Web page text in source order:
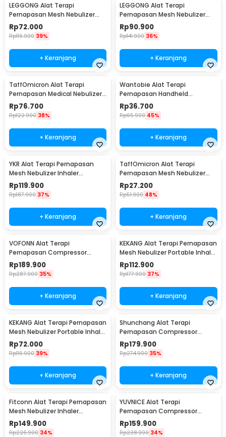
LEGGONG Alat Terapi
Pernapasan Mesh Nebulizer
Portable Inhaler Plug In - HSK-
W005
Rp72.000
Rp116.900 39%
+ Keranjang
LEGGONG Alat Terapi
Pernapasan Mesh Nebulizer
Portable Inhaler Rechargeable
- HSK-W005
Rp90.900
Rp141.900 36%
+ Keranjang
TaffOmicron Alat Terapi
Pernapasan Medical Nebulizer
Inhaler Atomizer - JSL-W309
Rp76.700
Rp122.900 38%
+ Keranjang
Wantobie Alat Terapi
Pernapasan Handheld
Nebulizer Inhaler Atomizer -
ZH-N3
Rp36.700
Rp65.900 45%
+ Keranjang
YKR Alat Terapi Pernapasan
Mesh Nebulizer Inhaler
Atomizer - YK-N5BA
Rp119.900
Rp187.900 37%
+ Keranjang
TaffOmicron Alat Terapi
Pernapasan Mesh Nebulizer
Inhaler Atomizer Baterai
Rechargeable - JSL-W302
Rp27.200
Rp51.900 48%
+ Keranjang
VOFONN Alat Terapi
Pernapasan Compressor
Nebulizer Inhaler Atomizer -
AXD-308
Rp189.900
Rp287.900 35%
+ Keranjang
KEKANG Alat Terapi Pernapasan
Mesh Nebulizer Portable Inhaler
Atomizer Rechargeable - KE-
N11
Rp112.900
Rp177.900 37%
+ Keranjang
KEKANG Alat Terapi Pernapasan
Mesh Nebulizer Portable Inhaler
Atomizer Plug In - KE-N11
Rp72.000
Rp116.900 39%
+ Keranjang
Shunchang Alat Terapi
Pernapasan Compressor
Nebulizer Inhaler Atomizer -
CDC500S
Rp179.900
Rp274.900 35%
+ Keranjang
Fitconn Alat Terapi Pernapasan
Mesh Nebulizer Inhaler
Atomizer - MY-135B
Rp149.900
Rp226.900 34%
YUVNICE Alat Terapi
Pernapasan Compressor
Nebulizer Inhaler Atomizer -
CDC-300S
Rp159.900
Rp238.900 34%